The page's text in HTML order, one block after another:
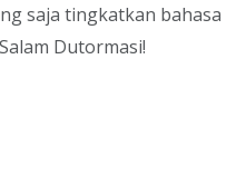
saja tingkatkan bahasa
Dutormasi!